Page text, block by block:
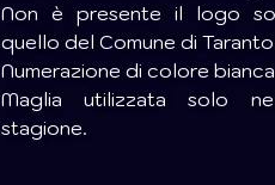
Non è presente il logo
quello del Comune di
Numerazione di colore
Maglia utilizzata solo
stagione.